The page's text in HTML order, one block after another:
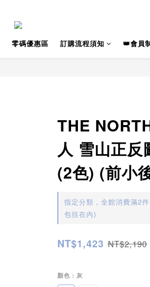
零碼優惠區 訂購流程須知 👑會員
THE
人 雪山正反
(2色) (前小
指定分類，全館消費滿2
包括在內)
NT$1,423 NT$2,190
顏色 : 灰